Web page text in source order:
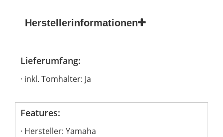
Herstellerinformationen
Lieferumfang:
inkl. Tomhalter: Ja
Features:
Hersteller: Yamaha